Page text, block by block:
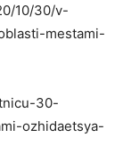
10/30/v-
mestami-
30-
ozhidaetsya-